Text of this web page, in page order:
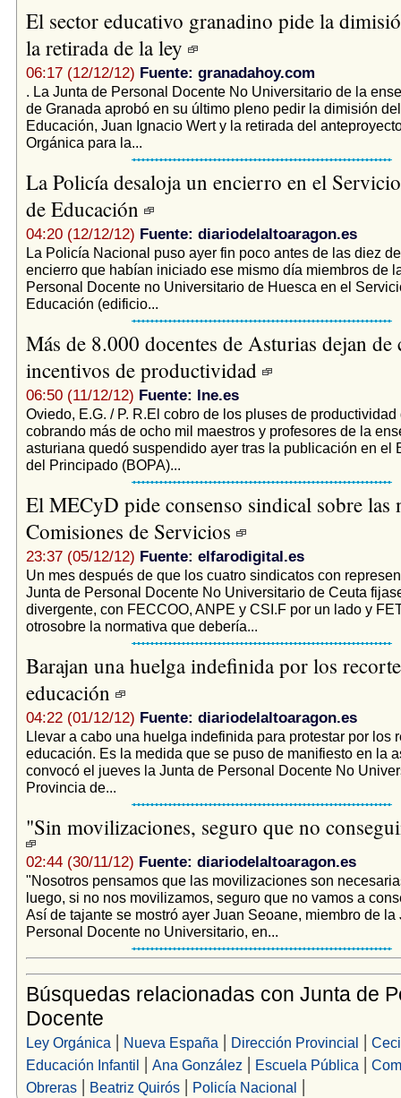
El sector educativo granadino pide la
la retirada de la ley
06:17 (12/12/12) Fuente: granadahoy.com
. La Junta de Personal Docente No Universitario de la
de Granada aprobó en su último pleno pedir la dimisión
Educación, Juan Ignacio Wert y la retirada del
Orgánica para la...
La Policía desaloja un encierro en el
de Educación
04:20 (12/12/12) Fuente: diariodelaltoaragon.es
La Policía Nacional puso ayer fin poco antes de las diez
encierro que habían iniciado ese mismo día miembros de
Personal Docente no Universitario de Huesca en el
Educación (edificio...
Más de 8.000 docentes de Asturias dejan de
incentivos de productividad
06:50 (11/12/12) Fuente: lne.es
Oviedo, E.G. / P. R.El cobro de los pluses de
cobrando más de ocho mil maestros y profesores de la
asturiana quedó suspendido ayer tras la publicación en el
del Principado (BOPA)...
El MECyD pide consenso sindical sobre las
Comisiones de Servicios
23:37 (05/12/12) Fuente: elfarodigital.es
Un mes después de que los cuatro sindicatos con
Junta de Personal Docente No Universitario de Ceuta
divergente, con FECCOO, ANPE y CSI.F por un lado y
otrosobre la normativa que debería...
Barajan una huelga indefinida por los
educación
04:22 (01/12/12) Fuente: diariodelaltoaragon.es
Llevar a cabo una huelga indefinida para protestar por los
educación. Es la medida que se puso de manifiesto en la
convocó el jueves la Junta de Personal Docente No
Provincia de...
"Sin movilizaciones, seguro que no
02:44 (30/11/12) Fuente: diariodelaltoaragon.es
"Nosotros pensamos que las movilizaciones son
luego, si no nos movilizamos, seguro que no vamos a
Así de tajante se mostró ayer Juan Seoane, miembro de la
Personal Docente no Universitario, en...
Búsquedas relacionadas con Junta de
Docente
Ley Orgánica | Nueva España | Dirección Provincial |
Educación Infantil | Ana González | Escuela Pública |
Obreras| Beatriz Quirós| Policía Nacional |